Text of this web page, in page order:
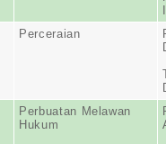
Perceraian
Perbuatan Melawan
Hukum